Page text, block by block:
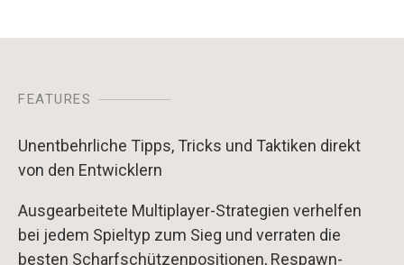
FEATURES
Unentbehrliche Tipps, Tricks und Taktiken direkt
von den Entwicklern
Ausgearbeitete Multiplayer-Strategien verhelfen
bei jedem Spieltyp zum Sieg und verraten die
besten Scharfschützenpositionen, Respawn-